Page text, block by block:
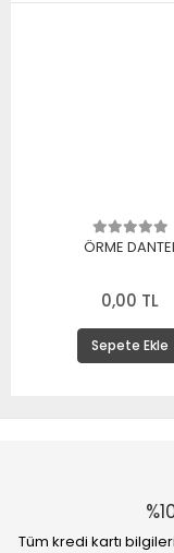
ÖRME
0,00 TL
Sepete Ekle
Tüm kredi kartı